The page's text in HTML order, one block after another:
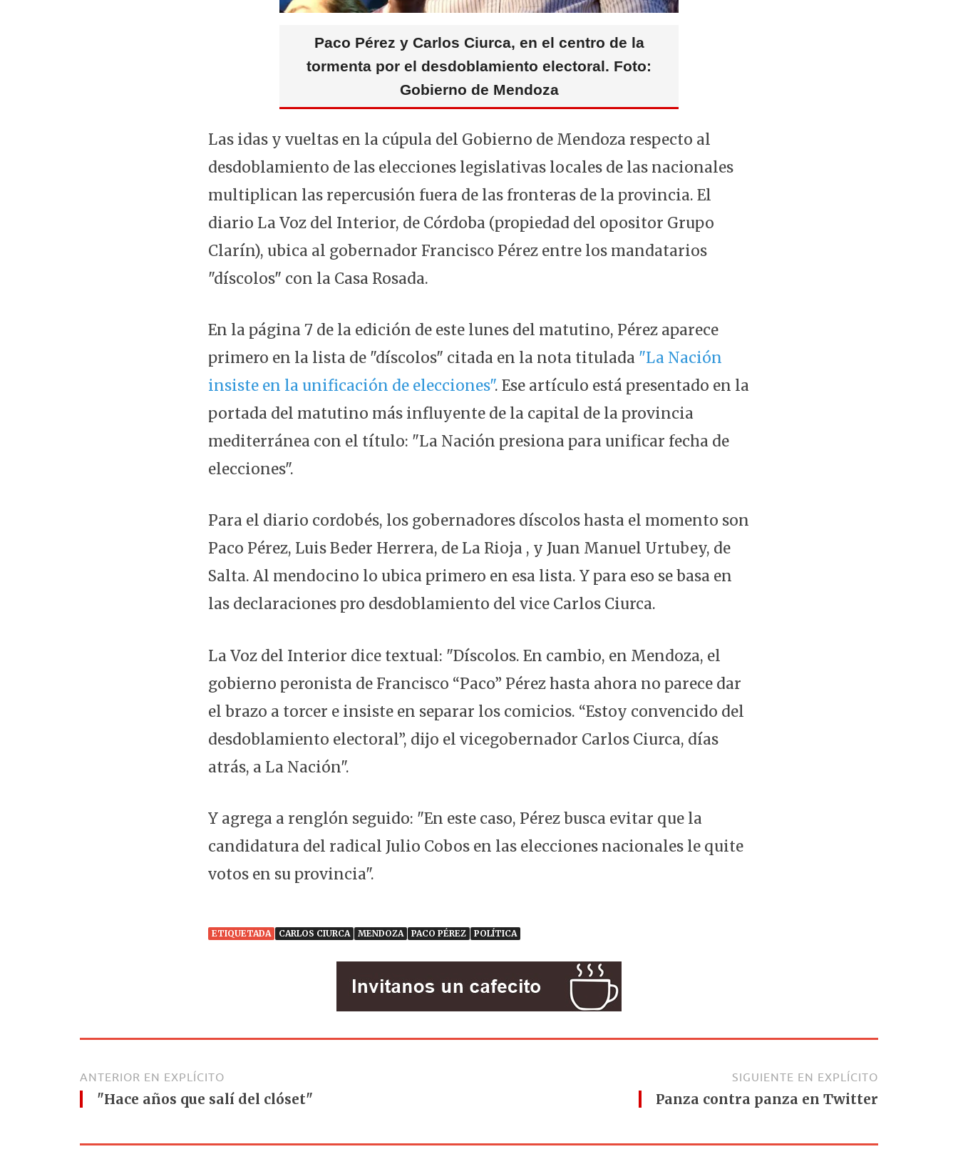
Paco Pérez y Carlos Ciurca, en el centro de la
tormenta por el desdoblamiento electoral. Foto:
Gobierno de Mendoza
Las idas y vueltas en la cúpula del Gobierno de Mendoza respecto al
desdoblamiento de las elecciones legislativas locales de las nacionales
multiplican las repercusión fuera de las fronteras de la provincia. El
diario La Voz del Interior, de Córdoba (propiedad del opositor Grupo
Clarín), ubica al gobernador Francisco Pérez entre los mandatarios
"díscolos" con la Casa Rosada.
En la página 7 de la edición de este lunes del matutino, Pérez aparece
primero en la lista de "díscolos" citada en la nota titulada "La Nación
insiste en la unificación de elecciones". Ese artículo está presentado en la
portada del matutino más influyente de la capital de la provincia
mediterránea con el título: "La Nación presiona para unificar fecha de
elecciones".
Para el diario cordobés, los gobernadores díscolos hasta el momento son
Paco Pérez, Luis Beder Herrera, de La Rioja , y Juan Manuel Urtubey, de
Salta. Al mendocino lo ubica primero en esa lista. Y para eso se basa en
las declaraciones pro desdoblamiento del vice Carlos Ciurca.
La Voz del Interior dice textual: "Díscolos. En cambio, en Mendoza, el
gobierno peronista de Francisco “Paco” Pérez hasta ahora no parece dar
el brazo a torcer e insiste en separar los comicios. “Estoy convencido del
desdoblamiento electoral”, dijo el vicegobernador Carlos Ciurca, días
atrás, a La Nación".
Y agrega a renglón seguido: "En este caso, Pérez busca evitar que la
candidatura del radical Julio Cobos en las elecciones nacionales le quite
votos en su provincia".
ETIQUETADA CARLOS CIURCA MENDOZA PACO PÉREZ POLÍTICA
ANTERIOR EN EXPLÍCITO
"Hace años que salí del clóset"
SIGUIENTE EN EXPLÍCITO
Panza contra panza en Twitter